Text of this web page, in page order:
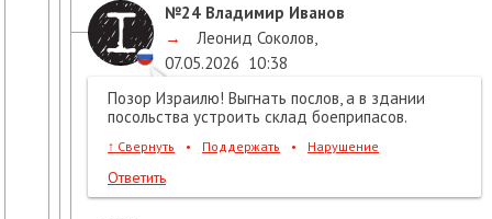
№24 Владимир Иванов
→
Леонид Соколов,
07.05.2026 10:38
Позор Израилю! Выгнать послов, а в здании
посольства устроить склад боеприпасов.
↑ Свернуть • Поддержать • Нарушение
Ответить